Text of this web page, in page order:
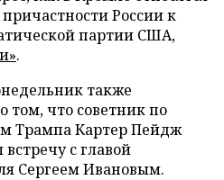
России к
партии США,
.
также
том, что советник по
Трампа Картер Пейдж
с главой
Сергеем Ивановым.